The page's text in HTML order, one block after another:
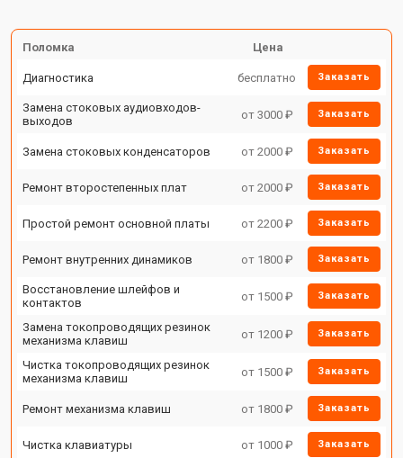
Поломка Цена
Диагностика бесплатно Заказать
Замена стоковых аудиовходов-
выходов
от 3000 ₽ Заказать
Замена стоковых конденсаторов от 2000 ₽ Заказать
Ремонт второстепенных плат от 2000 ₽ Заказать
Простой ремонт основной платы от 2200 ₽ Заказать
Ремонт внутренних динамиков от 1800 ₽ Заказать
Восстановление шлейфов и
контактов
от 1500 ₽ Заказать
Замена токопроводящих резинок
механизма клавиш
от 1200 ₽ Заказать
Чистка токопроводящих резинок
механизма клавиш
от 1500 ₽ Заказать
Ремонт механизма клавиш от 1800 ₽ Заказать
Чистка клавиатуры от 1000 ₽ Заказать